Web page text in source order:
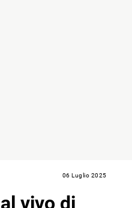
06 Luglio 2025